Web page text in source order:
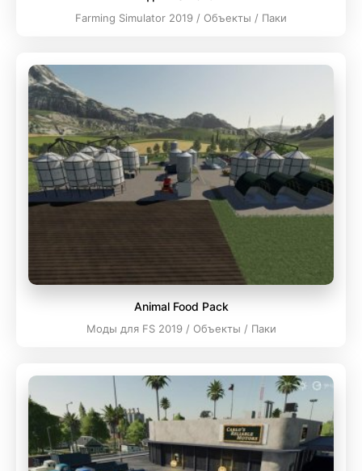
Farming Simulator 2019 / Объекты / Паки
Animal Food Pack
Моды для FS 2019 / Объекты / Паки